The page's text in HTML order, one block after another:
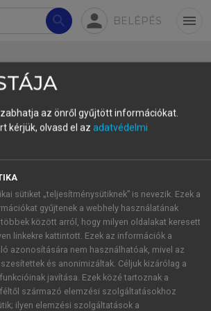
search person BELÉPÉS menu
példák az
számos város és régió
az okos desztinációk
az egyik első település,
hivatalosan is „Smart Tourism
ismert el. Itt az okos
és az adatvezérelt döntéshozatal
városi mobilitást, az
az önről gyűjtött információkat.
kérjük, olvasd el az adatvédelmi
sütiket „teljesítménysütiknek” is nevezik. Ezek a
gyűjtenek a webhely használatának
között arról, hogy milyen oldalakat keresett
linkekre kattintott. Ezek az információk a
azonosítására nem használhatóak, mivel az
és anonimizáltak. Céljuk kizárólag a
javítása. Ezek közé tartoznak a
származó elemzési szolgáltatásokhoz
ilyen elemzési szolgáltatások a